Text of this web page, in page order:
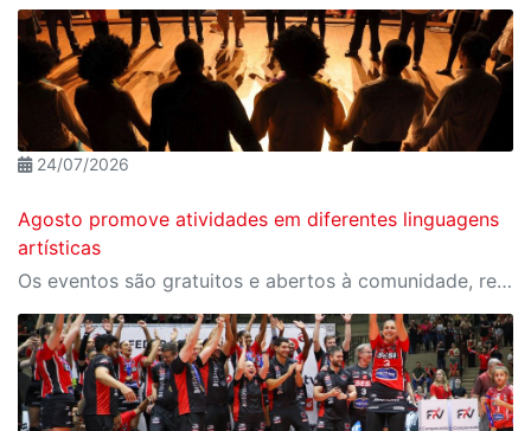
24/07/2026
Agosto promove atividades em diferentes linguagens
artísticas
Os eventos são gratuitos e abertos à comunidade, reunindo oficinas de teatro, música, dança, artes visuais e karaokê no Sesi Bauru